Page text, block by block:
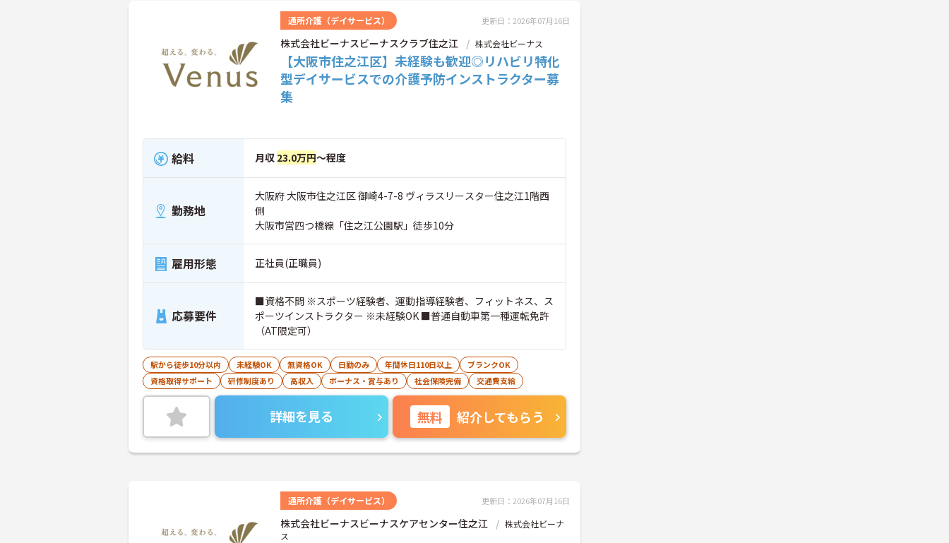
通所介護（デイサービス） 更新日：2026年07月16日
株式会社ビーナスビーナスクラブ住之江 株式会社ビーナス
【大阪市住之江区】未経験も歓迎◎リハビリ特化
型デイサービスでの介護予防インストラクター募
集
給料 月収 23.0万円～程度
勤務地
大阪府 大阪市住之江区 御崎4-7-8 ヴィラスリースター住之江1階西
側
大阪市営四つ橋線「住之江公園駅」徒歩10分
雇用形態 正社員(正職員)
応募要件
■資格不問 ※スポーツ経験者、運動指導経験者、フィットネス、ス
ポーツインストラクター ※未経験OK ■普通自動車第一種運転免許
（AT限定可）
駅から徒歩10分以内 未経験OK 無資格OK 日勤のみ 年間休日110日以上
ブランクOK
資格取得サポート
研修制度あり 高収入 ボーナス・賞与あり 社会保険完備 交通費支給
詳細を見る 無料 紹介してもらう
通所介護（デイサービス） 更新日：2026年07月16日
株式会社ビーナスビーナスケアセンター住之江
株式会社ビーナ
ス